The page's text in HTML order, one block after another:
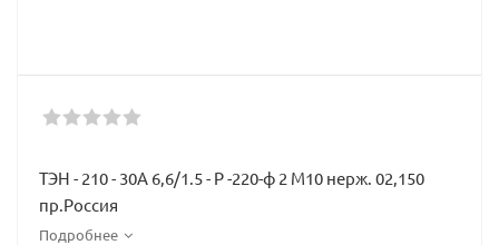
ТЭН - 210 - 30А 6,6/1.5 - Р -220-ф 2 М10 нерж. 02,150
пр.Россия
Подробнее